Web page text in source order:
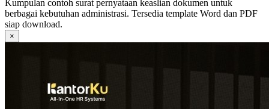
Kumpulan contoh surat pernyataan keaslian dokumen untuk
berbagai kebutuhan administrasi. Tersedia template Word dan PDF
siap download.
×